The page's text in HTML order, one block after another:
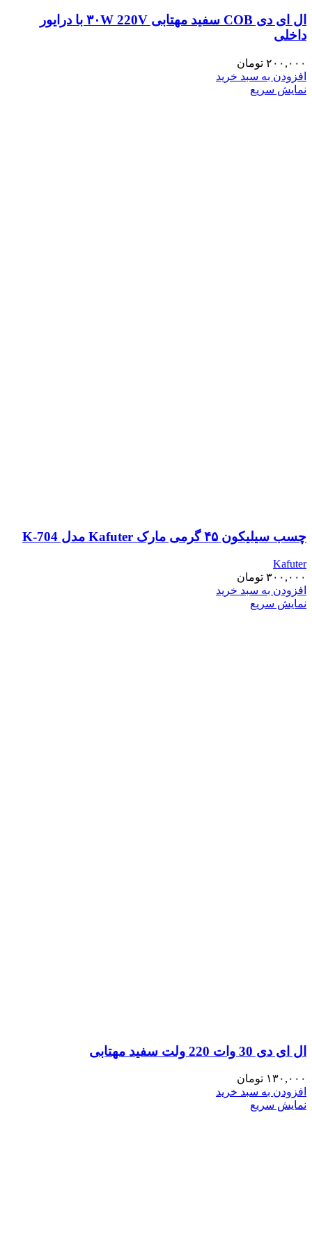
ال ای دی COB سفید مهتابی ۳۰W 220V با درایور
داخلی
۲۰۰,۰۰۰ تومان
افزودن به سبد خرید
نمایش سریع
چسب سیلیکون ۴۵ گرمی مارک Kafuter مدل K-704
Kafuter
۳۰۰,۰۰۰ تومان
افزودن به سبد خرید
نمایش سریع
ال ای دی 30 وات 220 ولت سفید مهتابی
۱۳۰,۰۰۰ تومان
افزودن به سبد خرید
نمایش سریع